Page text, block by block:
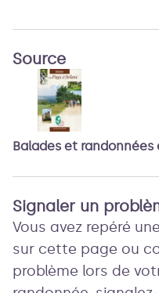
Source
Balades et randonnées
Signaler un
Vous avez repéré
sur cette page ou
problème lors de